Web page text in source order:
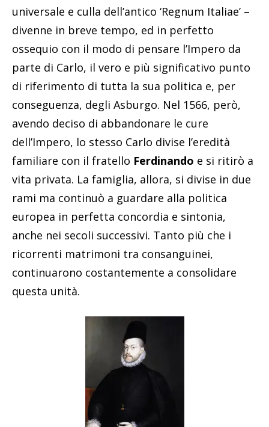
universale e culla dell’antico ‘Regnum Italiae’ –
divenne in breve tempo, ed in perfetto
ossequio con il modo di pensare l’Impero da
parte di Carlo, il vero e più significativo punto
di riferimento di tutta la sua politica e, per
conseguenza, degli Asburgo. Nel 1566, però,
avendo deciso di abbandonare le cure
dell’Impero, lo stesso Carlo divise l’eredità
familiare con il fratello Ferdinando e si ritirò a
vita privata. La famiglia, allora, si divise in due
rami ma continuò a guardare alla politica
europea in perfetta concordia e sintonia,
anche nei secoli successivi. Tanto più che i
ricorrenti matrimoni tra consanguinei,
continuarono costantemente a consolidare
questa unità.